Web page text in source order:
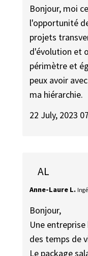
Bonjour, moi
l'opportunité
projets
d'évolution et
périmètre et
peux avoir
ma hiérarchie.
22 July, 2023
AL
Anne-Laure L.
Bonjour,
Une
des temps de
Le package